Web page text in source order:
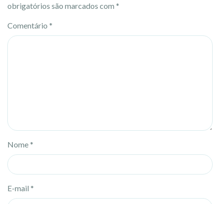
obrigatórios são marcados com *
Comentário *
Nome*
E-mail *